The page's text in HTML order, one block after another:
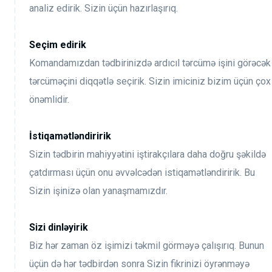
analiz edirik. Sizin üçün hazırlaşırıq.
Seçim edirik
Komandamızdan tədbirinizdə ardıcıl tərcümə işini görəcək
tərcüməçini diqqətlə seçirik. Sizin imiciniz bizim üçün çox
önəmlidir.
İstiqamətləndiririk
Sizin tədbirin mahiyyətini iştirakçılara daha doğru şəkildə
çatdırması üçün onu əvvəlcədən istiqamətləndiririk. Bu
Sizin işinizə olan yanaşmamızdır.
Sizi dinləyirik
Biz hər zaman öz işimizi təkmil görməyə çalışırıq. Bunun
üçün də hər tədbirdən sonra Sizin fikrinizi öyrənməyə